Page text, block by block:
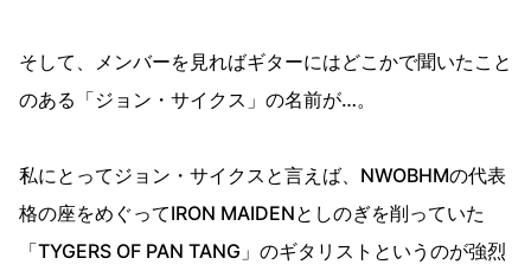
そして、メンバーを見ればギターにはどこかで聞いたこと
のある「ジョン・サイクス」の名前が…。
私にとってジョン・サイクスと言えば、NWOBHMの代表
格の座をめぐってIRON MAIDENとしのぎを削っていた
「TYGERS OF PAN TANG」のギタリストというのが強烈